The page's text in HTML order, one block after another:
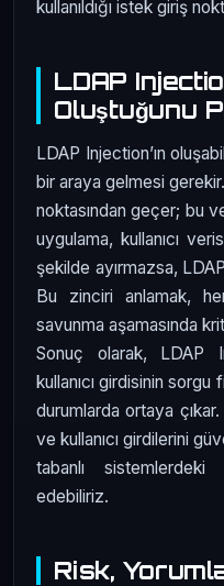
kullanıldığı istek giriş
LDAP
Oluştuğunu
LDAP Injection’ın
bir araya gelmesi gerekir.
noktasından geçer; bu
uygulama, kullanıcı
şekilde ayırmazsa,
Bu zinciri anlamak,
savunma aşamasında
Sonuç olarak, LDAP
kullanıcı girdisinin sorgu
durumlarda ortaya
ve kullanıcı girdilerini
tabanlı sistemlerdeki
edebiliriz.
Risk,